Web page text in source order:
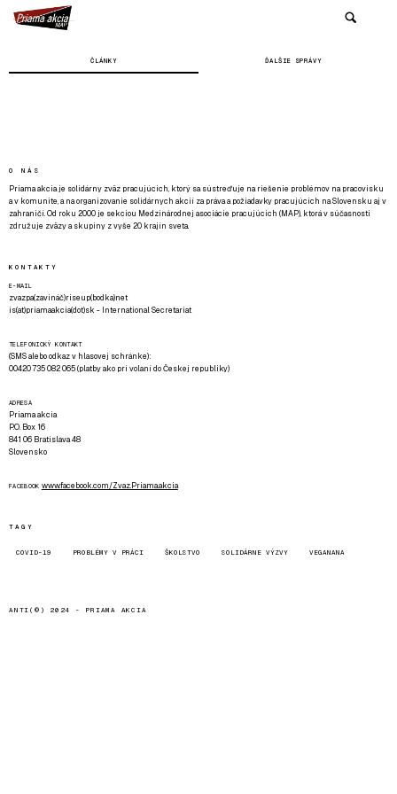
ČLÁNKY ĎALŠIE SPRÁVY
O NÁS
Priama akcia je solidárny zväz pracujúcich, ktorý sa sústreďuje na riešenie problémov na pracovisku
a v komunite, a na organizovanie solidárnych akcií za práva a požiadavky pracujúcich na Slovensku aj v
zahraničí. Od roku 2000 je sekciou Medzinárodnej asociácie pracujúcich (MAP), ktorá v súčasnosti
združuje zväzy a skupiny z vyše 20 krajín sveta.
KONTAKTY
E-MAIL
zvazpa(zavináč)riseup(bodka)net
is(at)priamaakcia(dot)sk - International Secretariat
TELEFONICKÝ KONTAKT
(SMS alebo odkaz v hlasovej schránke):
00420 735 082 065 (platby ako pri volaní do Českej republiky)
ADRESA
Priama akcia
P.O. Box 16
841 06 Bratislava 48
Slovensko
FACEBOOK www.facebook.com/Zvaz.Priama.akcia
TAGY
COVID-19 PROBLÉMY V PRÁCI ŠKOLSTVO SOLIDÁRNE VÝZVY VEGANANA
ANTI(©) 2024 - PRIAMA AKCIA